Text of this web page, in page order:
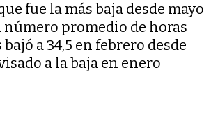
fue la más baja desde mayo
número promedio de horas
a 34,5 en febrero desde
a la baja en enero